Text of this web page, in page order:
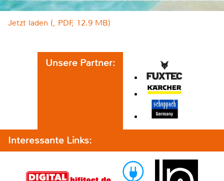
Jetzt laden (, PDF, 12.9 MB)
Unsere Partner:
Interessante Links: